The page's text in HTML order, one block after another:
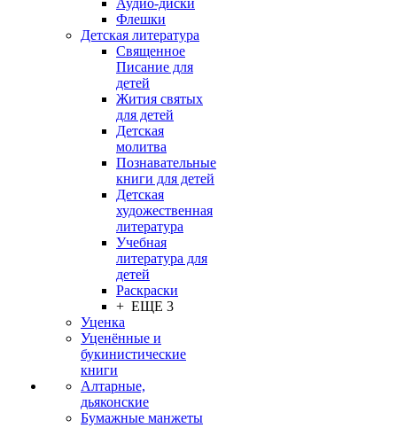
Аудио-диски
Флешки
Детская литература
Священное
Писание для
детей
Жития святых
для детей
Детская
молитва
Познавательные
книги для детей
Детская
художественная
литература
Учебная
литература для
детей
Раскраски
+ ЕЩЕ 3
Уценка
Уценённые и
букинистические
книги
Алтарные,
дьяконские
Бумажные манжеты